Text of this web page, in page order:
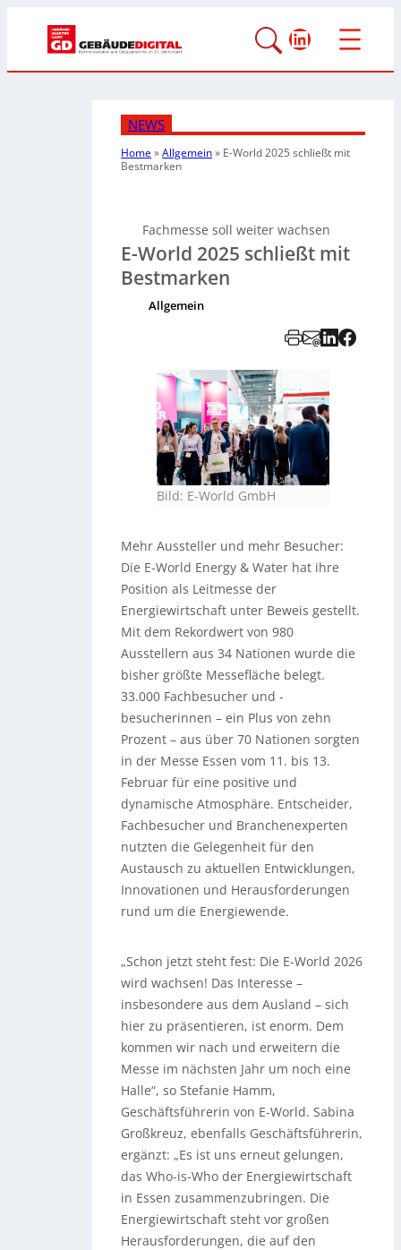
LinkedIn
NEWS
Home»Allgemein» E-World 2025 schließt mit
Bestmarken
Fachmesse soll weiter wachsen
E-World 2025 schließt mit
Bestmarken
Allgemein
Bild: E-World GmbH
Mehr Aussteller und mehr Besucher:
Die E-World Energy & Water hat ihre
Position als Leitmesse der
Energiewirtschaft unter Beweis gestellt.
Mit dem Rekordwert von 980
Ausstellern aus 34 Nationen wurde die
bisher größte Messefläche belegt.
33.000 Fachbesucher und -
besucherinnen – ein Plus von zehn
Prozent – aus über 70 Nationen sorgten
in der Messe Essen vom 11. bis 13.
Februar für eine positive und
dynamische Atmosphäre. Entscheider,
Fachbesucher und Branchenexperten
nutzten die Gelegenheit für den
Austausch zu aktuellen Entwicklungen,
Innovationen und Herausforderungen
rund um die Energiewende.
„Schon jetzt steht fest: Die E-World 2026
wird wachsen! Das Interesse –
insbesondere aus dem Ausland – sich
hier zu präsentieren, ist enorm. Dem
kommen wir nach und erweitern die
Messe im nächsten Jahr um noch eine
Halle“, so Stefanie Hamm,
Geschäftsführerin von E-World. Sabina
Großkreuz, ebenfalls Geschäftsführerin,
ergänzt: „Es ist uns erneut gelungen,
das Who-is-Who der Energiewirtschaft
in Essen zusammenzubringen. Die
Energiewirtschaft steht vor großen
Herausforderungen, die auf den